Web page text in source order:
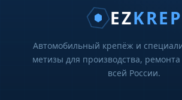
EZKREP
Автомобильный крепёж и
метизы для производства,
всей России.